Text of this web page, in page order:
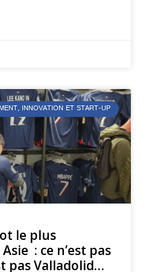
INNOVATION ET START-UP
le plus
: ce n’est pas
pas Valladolid…